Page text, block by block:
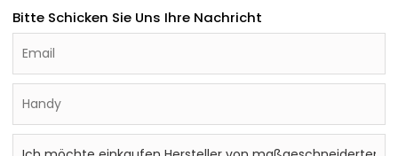
Bitte Schicken Sie Uns Ihre Nachricht